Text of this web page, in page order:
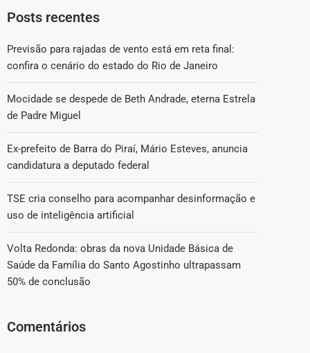
Posts recentes
Previsão para rajadas de vento está em reta final:
confira o cenário do estado do Rio de Janeiro
Mocidade se despede de Beth Andrade, eterna Estrela
de Padre Miguel
Ex-prefeito de Barra do Piraí, Mário Esteves, anuncia
candidatura a deputado federal
TSE cria conselho para acompanhar desinformação e
uso de inteligência artificial
Volta Redonda: obras da nova Unidade Básica de
Saúde da Família do Santo Agostinho ultrapassam
50% de conclusão
Comentários